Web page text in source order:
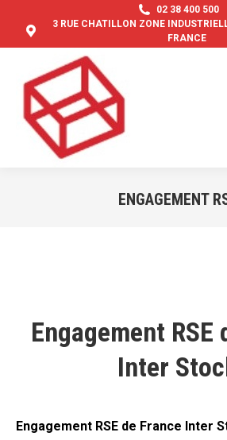
02 38 400 500
3 RUE CHATILLON ZONE
FRANCE
ENGAGEMENT
Engagement RSE
Inter
Engagement RSE de France Inter